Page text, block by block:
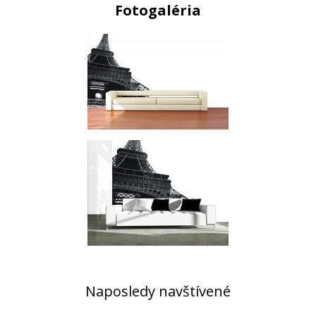
Fotogaléria
Naposledy navštívené